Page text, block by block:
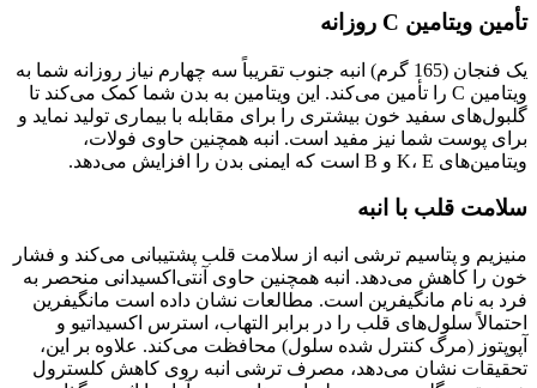
تأمین ویتامین C روزانه
یک فنجان (165 گرم) انبه جنوب تقریباً سه چهارم نیاز روزانه شما به
ویتامین C را تأمین می‌کند. این ویتامین به بدن شما کمک می‌کند تا
گلبول‌های سفید خون بیشتری را برای مقابله با بیماری تولید نماید و
برای پوست شما نیز مفید است. انبه همچنین حاوی فولات،
ویتامین‌های K، E و B است که ایمنی بدن را افزایش می‌‌دهد.
سلامت قلب با انبه
منیزیم و پتاسیم ترشی انبه از سلامت قلب پشتیبانی می‌کند و فشار
خون را کاهش می‌دهد. انبه همچنین حاوی آنتی‌اکسیدانی منحصر به
فرد به نام مانگیفرین است. مطالعات نشان داده است مانگیفرین
احتمالاً سلول‌های قلب را در برابر التهاب، استرس اکسیداتیو و
آپوپتوز (مرگ کنترل شده سلول) محافظت می‌کند. علاوه بر این،
تحقیقات نشان می‌دهد، مصرف ترشی انبه روی کاهش کلسترول